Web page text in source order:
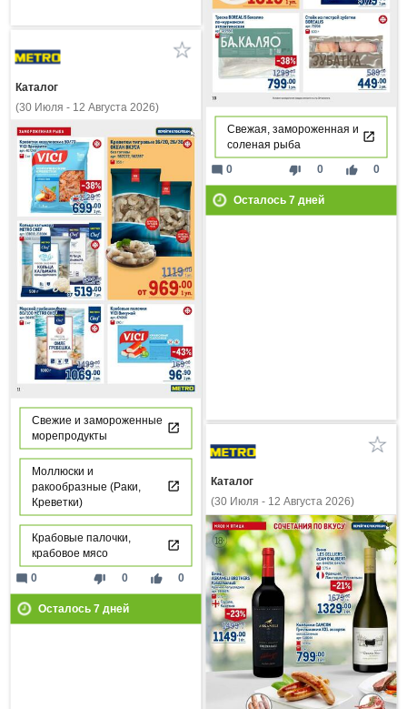
Свежая, замороженная и
соленая рыба
thumb_down 0 thumb_up 0
mode_comment 0
Осталось 7дней
Каталог
(30 Июля - 12 Августа 2026)
Свежие и замороженные
морепродукты
Моллюски и
ракообразные (Раки,
Креветки)
Крабовые палочки,
крабовое мясо
thumb_down 0 thumb_up 0
mode_comment 0
Осталось 7дней
Каталог
(30 Июля - 12 Августа 2026)